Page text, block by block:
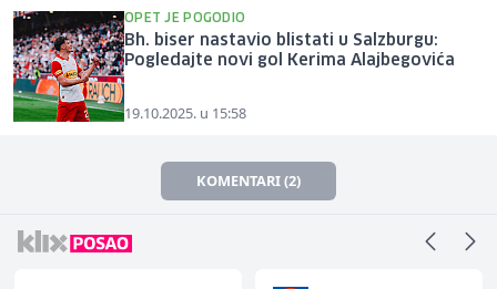
OPET JE POGODIO
Bh. biser nastavio blistati u Salzburgu:
Pogledajte novi gol Kerima Alajbegovića
19.10.2025. u 15:58
KOMENTARI (2)